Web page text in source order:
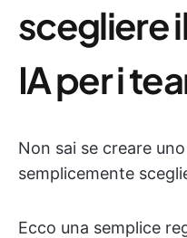
scegliere
IA per i
Non sai se creare
semplicemente
Ecco una semplice